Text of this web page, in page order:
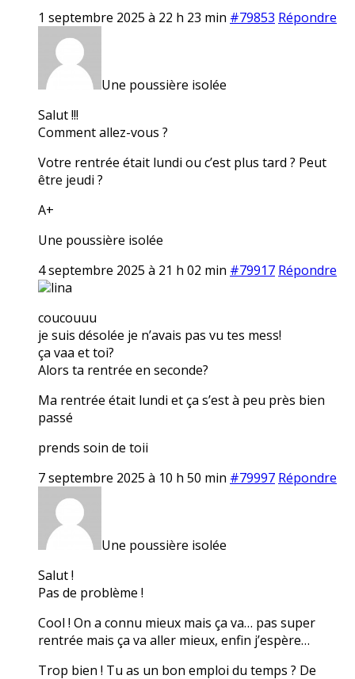
1 septembre 2025 à 22 h 23 min #79853 Répondre
Une poussière isolée
Salut !!!
Comment allez-vous ?
Votre rentrée était lundi ou c’est plus tard ? Peut
être jeudi ?
A+
Une poussière isolée
4 septembre 2025 à 21 h 02 min #79917 Répondre
lina
coucouuu
je suis désolée je n’avais pas vu tes mess!
ça vaa et toi?
Alors ta rentrée en seconde?
Ma rentrée était lundi et ça s’est à peu près bien
passé
prends soin de toii
7 septembre 2025 à 10 h 50 min #79997 Répondre
Une poussière isolée
Salut !
Pas de problème !
Cool ! On a connu mieux mais ça va… pas super
rentrée mais ça va aller mieux, enfin j’espère…
Trop bien ! Tu as un bon emploi du temps ? De